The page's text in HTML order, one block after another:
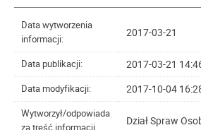
Data wytworzenia
informacji:
2017-03-21
Data publikacji: 2017-03-21
Data modyfikacji: 2017-10-04
Wytworzył/odpowiada
za treść informacji
Dział Spraw